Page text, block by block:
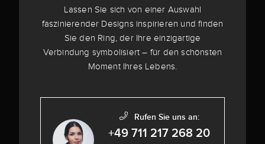
Lassen Sie sich von einer Auswahl
faszinierender Designs inspirieren und finden
Sie den Ring, der Ihre einzigartige
Verbindung symbolisiert – für den schönsten
Moment Ihres Lebens.
Rufen Sie uns an:
+49 711 217 268 20